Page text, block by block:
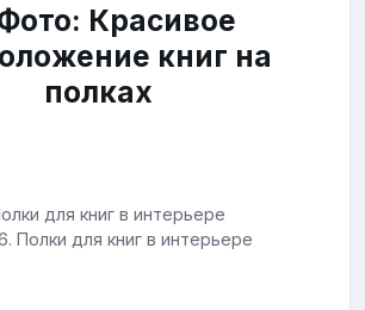
Красивое
книг на
полках
Полки для книг в интерьере